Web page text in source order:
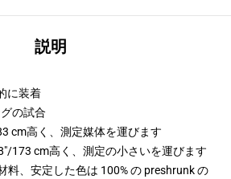
説明
に装着
の試合
cm高く、測定媒体を運びます
173 cm高く、測定の小さいを運びます
料、安定した色は 100% の preshrunk の